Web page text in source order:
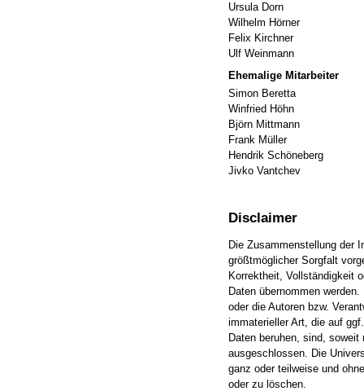
Ursula Dorn
Wilhelm Hörner
Felix Kirchner
Ulf Weinmann
Ehemalige Mitarbeiter
Simon Beretta
Winfried Höhn
Björn Mittmann
Frank Müller
Hendrik Schöneberg
Jivko Vantchev
Disclaimer
Die Zusammenstellung der
größtmöglicher Sorgfalt
Korrektheit, Vollständigkeit
Daten übernommen
oder die Autoren bzw.
immaterieller Art, die auf
Daten beruhen, sind,
ausgeschlossen. Die
ganz oder teilweise und
oder zu löschen.